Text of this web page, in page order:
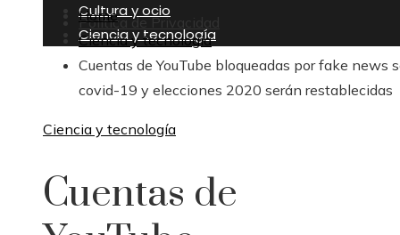
Política de Privacidad
Cultura y ocio
Ciencia y tecnología
Home
Ciencia y tecnología
Cuentas de YouTube bloqueadas por fake news
covid-19 y elecciones 2020 serán restablecidas
Ciencia y tecnología
Cuentas de